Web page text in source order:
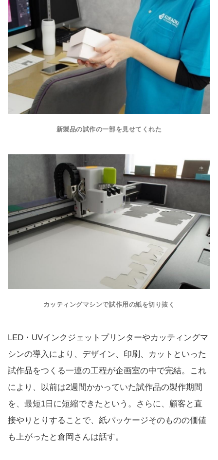
新製品の試作の一部を見せてくれた
カッティングマシンで試作用の紙を切り抜く
LED・UVインクジェットプリンターやカッティングマ
シンの導入により、デザイン、印刷、カットといった
試作品をつくる一連の工程が企画室の中で完結。これ
により、以前は2週間かかっていた試作品の製作期間
を、最短1日に短縮できたという。さらに、顧客と直
接やりとりすることで、紙パッケージそのものの価値
も上がったと倉岡さんは話す。